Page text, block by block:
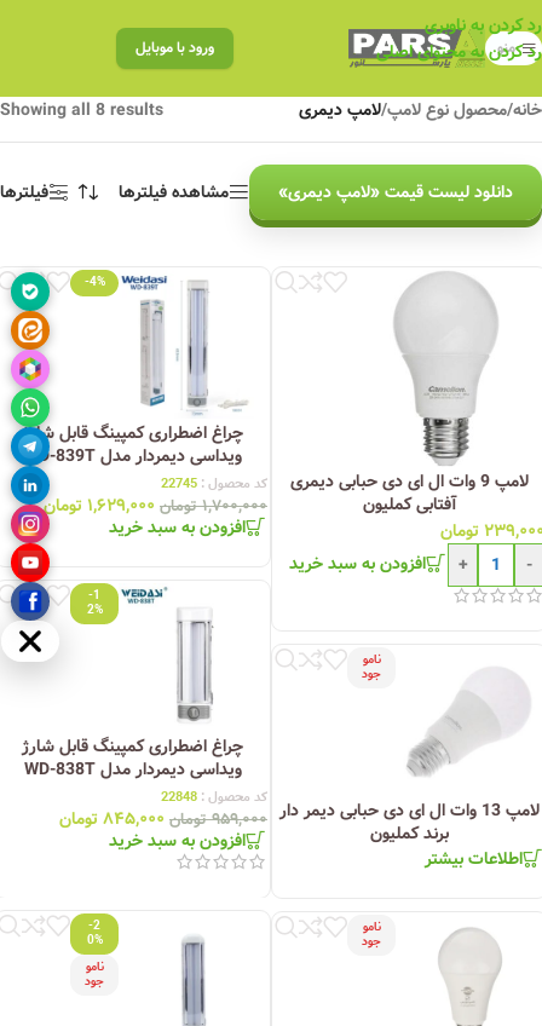
رد کردن به ناوبری
رد کردن به محتوای اصلی
منو ورود با موبایل
خانه/محصول نوع لامپ/لامپ دیمری Showing all 8 results
دانلود لیست قیمت «لامپ دیمری» مشاهده فیلترها فیلترها
لامپ 9 وات ال ای دی حبابی دیمری
آفتابی کملیون
تومان
-
+ افزودن به سبد خرید
-4%
چراغ اضطراری کمپینگ قابل شارژ
ویداسی دیمردار مدل WD-839T
کد محصول : 22745
۱,۷۰۰,۰۰۰ تومان ۱,۶۲۹,۰۰۰ تومان
افزودن به سبد خرید
-1
2%
چراغ اضطراری کمپینگ قابل شارژ
ویداسی دیمردار مدل WD-838T
کد محصول : 22848
۹۵۹,۰۰۰ تومان ۸۴۵,۰۰۰تومان
افزودن به سبد خرید
نامو
جود
لامپ 13 وات ال ای دی حبابی دیمر دار
برند کملیون
اطلاعات بیشتر
-2
0%
نامو
جود
نامو
جود